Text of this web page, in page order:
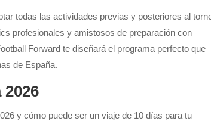
todas las actividades previas y posteriores al
profesionales y amistosos de preparación con
Forward te diseñará el programa perfecto que
de España.
y cómo puede ser un viaje de 10 días para tu